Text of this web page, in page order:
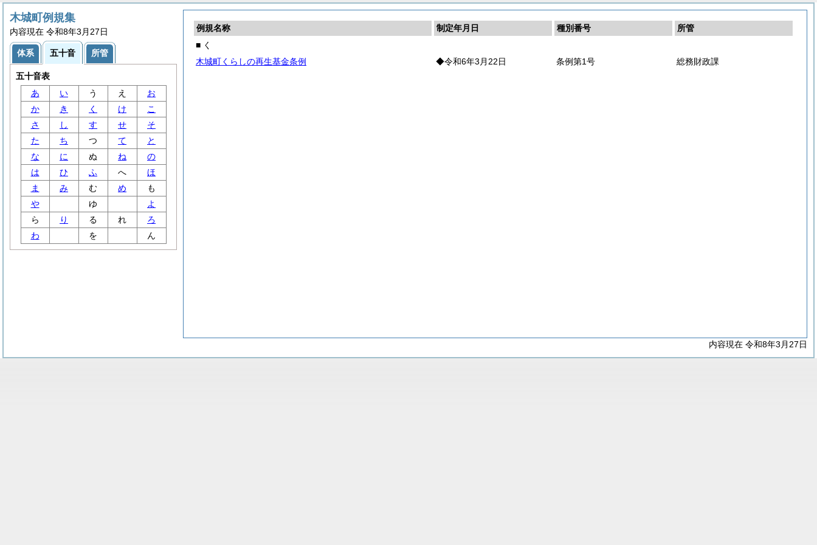
例規名称 制定年月日 種別番号
所管
■ く
木城町くらしの再生基金条例
◆令和6年3月22日 条例第1号 総務財政課
内容現在 令和8年3月27日
木城町例規集
内容現在 令和8年3月27日
体系 五十音 所管
五十音表
あ
い う え
お
か
き く け
こ
さ
し す せ
そ
た
ち つ て
と
な
に ぬ ね
の
は
ひ ふ へ
ほ
ま
み む め
も
や
ゆ
よ
ら
り る れ
ろ
わ
を ん